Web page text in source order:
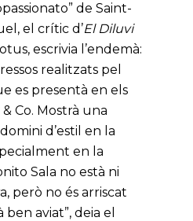
de Saint-
el crític d’El Diluvi
escrivia l’endemà:
realitzats pel
es presentà en els
Co. Mostrà una
d’estil en la
en la
Sala no està ni
però no és arriscat
aviat”, deia el